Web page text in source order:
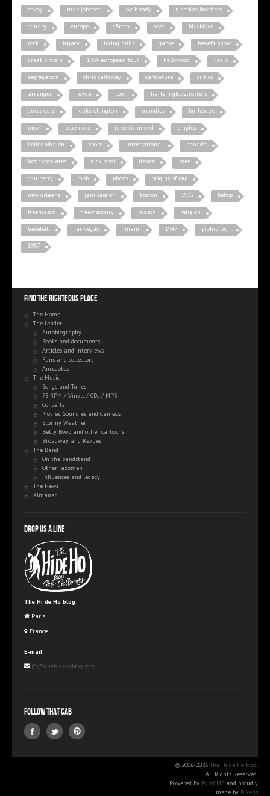
savoy mae johnson wc handy nicholas brothers
canary europe 45rpm scat blackface
rock legacy irving mills game benefit show
great britain 1934 european tour hollywood radio
segregation chris calloway caricature critics
arranger revue tour harlem globetrotters
quizzicale duke ellington soundies burlesque
movi blue note june richmond singles
keller whalen sport international canada
hot chocolates nick rossi dance mee
chu berry mob photo origins of rap
new orleans jam session boston 1932 bebop
freemason freemasonry mason religion
baseball las vegas miami 1947 prohibition
1957
Find the righteous place
The Home
The Leader
Autobiography
Books and documents
Articles and interviews
Fans and collectors
Anecdotes
The Music
Songs and Tunes
78 RPM / Vinyls / CDs / MP3
Concerts
Movies, Soundies and Cameos
Stormy Weather
Betty Boop and other cartoons
Broadway and Revues
The Band
On the bandstand
Other jazzmen
Influences and legacy
The News
Almanac
Drop us a line
The Hi de Ho blog
Paris
France
E-mail
jfp@thehidehoblog.com
Follow that Cab
© 2006-2026 The Hi de Ho blog.
All Rights Reserved.
Powered by PyroCMS and proudly
made by Dixens